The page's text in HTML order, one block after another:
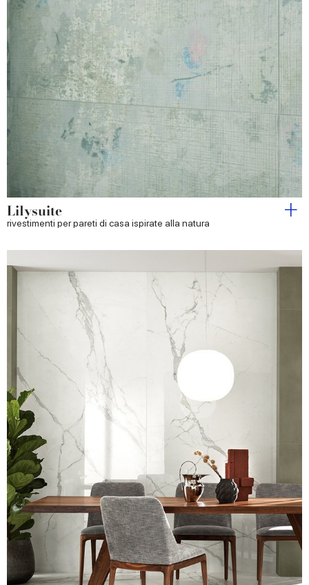
Lilysuite
rivestimenti per pareti di casa ispirate alla natura